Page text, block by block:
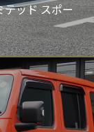
ッド スポー